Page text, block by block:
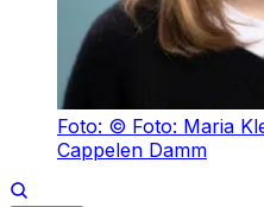
Foto: © Foto: Maria
Cappelen Damm